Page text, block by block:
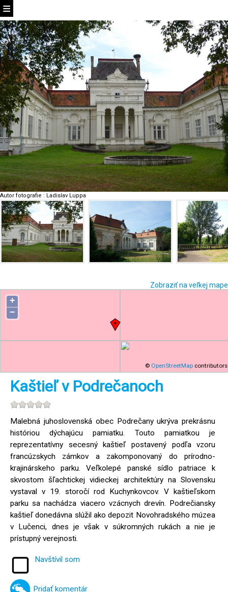
Autor fotografie : Ladislav Luppa
Zobraziť na veľkej mape
+
−
© OpenStreetMap contributors
Kaštieľ v Podrečanoch
Malebná juhoslovenská obec Podrečany ukrýva prekrásnu
históriou dýchajúcu pamiatku. Touto pamiatkou je
reprezentatívny secesný kaštieľ postavený podľa vzoru
francúzskych zámkov a zakomponovaný do prírodno-
krajinárskeho parku. Veľkolepé panské sídlo patriace k
skvostom šľachtickej vidieckej architektúry na Slovensku
vystaval v 19. storočí rod Kuchynkovcov. V kaštieľskom
parku sa nachádza viacero vzácnych drevín. Podrečiansky
kaštieľ donedávna slúžil ako depozit Novohradského múzea
v Lučenci, dnes je však v súkromných rukách a nie je
prístupný verejnosti.
Navštívil som
Pridať komentár